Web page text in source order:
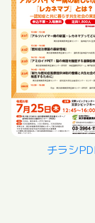
チラシ